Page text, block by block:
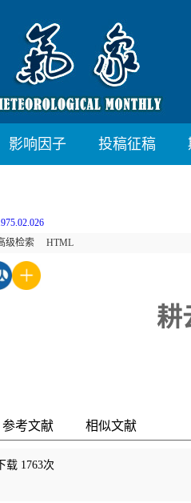
影响因子 投稿征稿
级检索 HTML
耕
参考文献 相似文献
载 1763次